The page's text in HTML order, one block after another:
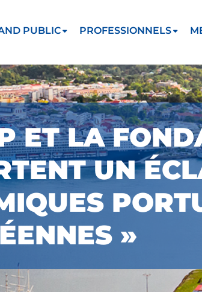
PUBLIC PROFESSIONNELS
ET LA
UN
»